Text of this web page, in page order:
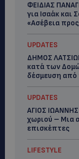
ΦΕΙΔΙΑΣ
για Ισαάκ και
«Ασέβεια
UPDATES
ΔΗΜΟΣ
κατά των
δέσμευση από
UPDATES
ΑΓΙΟΣ ΙΩΑΝΝΗΣ
χωριού – Μια
επισκέπτες
LIFESTYLE